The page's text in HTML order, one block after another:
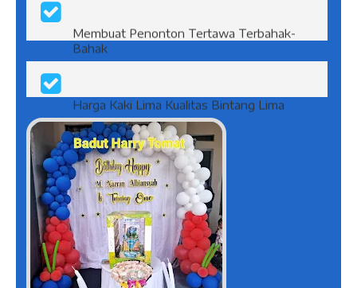
Bahak
Harga Kaki Lima Kualitas Bintang Lima